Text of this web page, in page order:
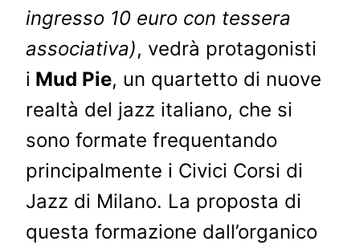
ingresso 10 euro con tessera
associativa), vedrà protagonisti
i Mud Pie, un quartetto di nuove
realtà del jazz italiano, che si
sono formate frequentando
principalmente i Civici Corsi di
Jazz di Milano. La proposta di
questa formazione dall’organico